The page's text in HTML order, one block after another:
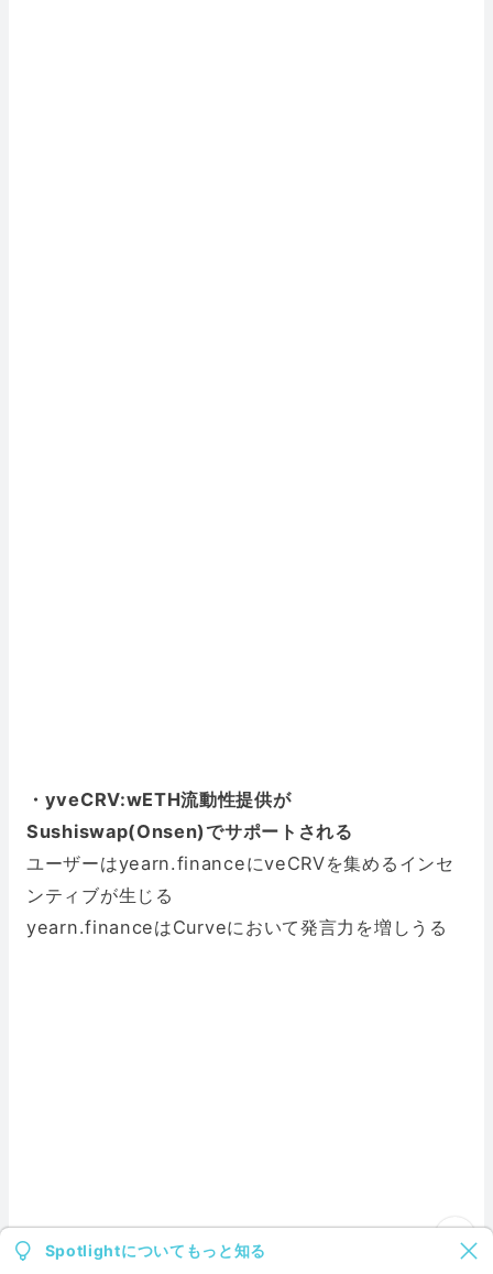
Spotlightについてもっと知る
・yveCRV:wETH流動性提供が
Sushiswap(Onsen)でサポートされる
ユーザーはyearn.financeにveCRVを集めるインセ
ンティブが生じる
yearn.financeはCurveにおいて発言力を増しうる